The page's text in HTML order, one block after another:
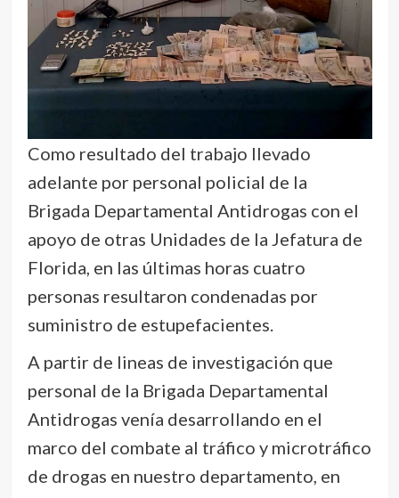
Como resultado del trabajo llevado
adelante por personal policial de la
Brigada Departamental Antidrogas con el
apoyo de otras Unidades de la Jefatura de
Florida, en las últimas horas cuatro
personas resultaron condenadas por
suministro de estupefacientes.
A partir de lineas de investigación que
personal de la Brigada Departamental
Antidrogas venía desarrollando en el
marco del combate al tráfico y microtráfico
de drogas en nuestro departamento, en